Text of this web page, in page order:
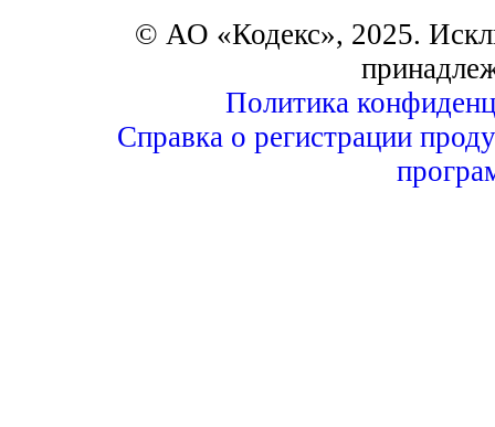
© АО «Кодекс», 2025.
Политика
Справка о регистрации